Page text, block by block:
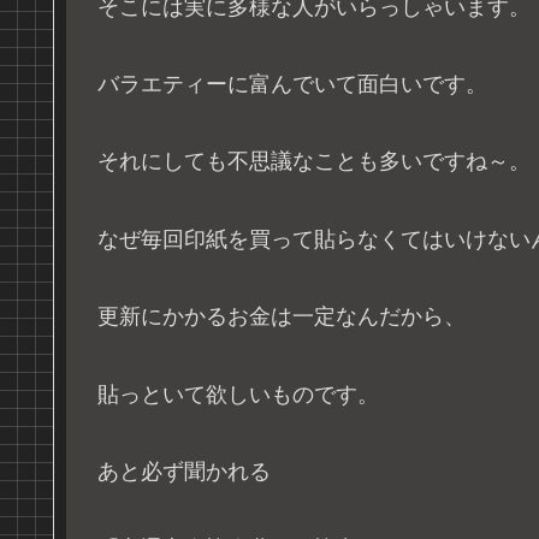
そこには実に多様な人がいらっしゃいます。
バラエティーに富んでいて面白いです。
それにしても不思議なことも多いですね～。
なぜ毎回印紙を買って貼らなくてはいけない
更新にかかるお金は一定なんだから、
貼っといて欲しいものです。
あと必ず聞かれる